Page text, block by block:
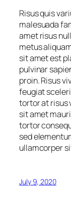
Risus quis
malesuada
amet risus
metus
sit amet est
pulvinar
proin. Risus
feugiat
tortor at risus
sit amet
tortor
sed
ullamcorper
July 9, 2020